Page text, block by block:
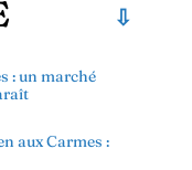
: un marché
aux Carmes :